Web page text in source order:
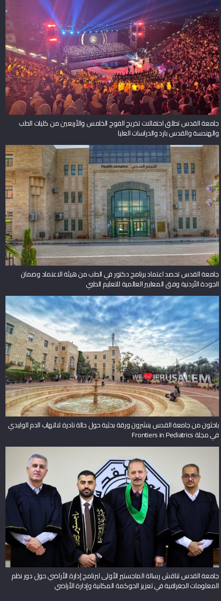
جامعة القدس تطلق احتفالات تخريج الفوج الخامس والأربعين من كليات الطب
والهندسة والقدس بارد والدراسات العليا
جامعة القدس تحصد اعتماد برنامج دكتور في الطب من هيئة الاعتماد وضمان
الجودة الأردنية وفق المعايير العالمية للتعليم الطبي
باحثون من جامعة القدس ينشرون ورقة بحثية حول حالة نادرة لالتهاب الدم الوليدي
في مجلة Frontiers in Pediatrics
جامعة القدس تناقش رسالة الماجستير الأولى لبرنامج إدارة الأراضي حول دور نظم
المعلومات الجغرافية في تعزيز الحوكمة المكانية وإدارة الأراضي